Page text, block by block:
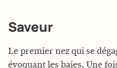
Saveur
Le premier nez qui se
évoquant les baies. Une